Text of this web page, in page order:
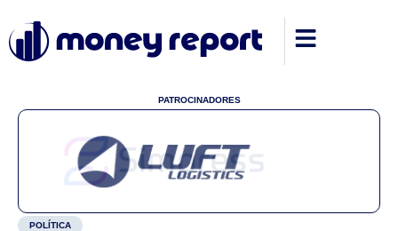
PATROCINADORES
POLÍTICA